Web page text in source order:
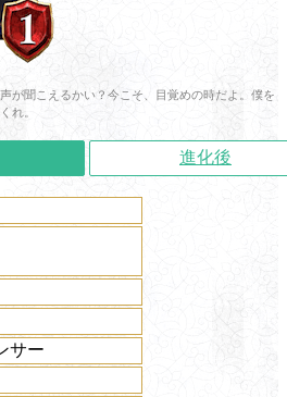
が聞こえるかい？今こそ、目覚めの時だよ。僕を
れ。
進化後
サー